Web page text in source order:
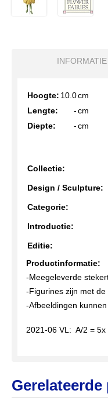
INFORMATIE
Hoogte: 10.0cm
Lengte:
-cm
Diepte:
-cm
Collectie:
Design / Sculpture:
Categorie:
Introductie:
Editie:
Productinformatie:
-Meegeleverde
-Figurines zijn met
-Afbeeldingen
2021-06 VL: A/2 = 5x